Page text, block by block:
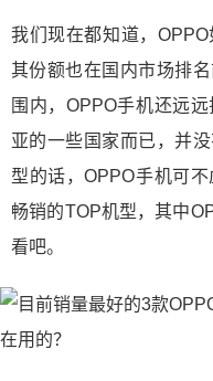
我们现在都知道，
其份额也在国内市场排
围内，OPPO手机还远
亚的一些国家而已，并
型的话，OPPO手机可
畅销的TOP机型，其中
看吧。